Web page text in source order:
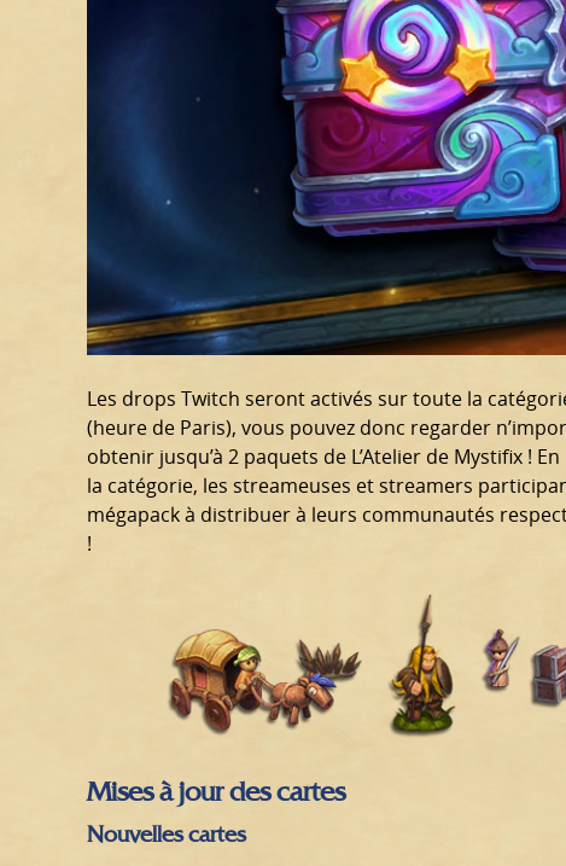
Les drops Twitch seront activés sur toute la
(heure de Paris), vous pouvez donc regarder
obtenir jusqu’à 2 paquets de L’Atelier de Mystifix !
la catégorie, les streameuses et streamers
mégapack à distribuer à leurs communautés
!
Mises à jour des cartes
Nouvelles cartes